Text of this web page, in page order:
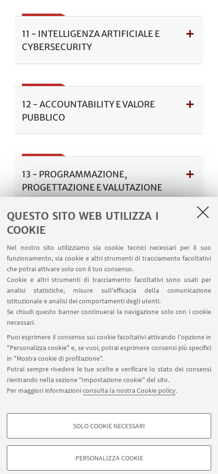
QUESTO SITO WEB UTILIZZA I
COOKIE
Nel nostro sito utilizziamo sia cookie tecnici necessari per il suo
funzionamento, sia cookie e altri strumenti di tracciamento facoltativi
che potrai attivare solo con il tuo consenso.
Cookie e altri strumenti di tracciamento facoltativi sono usati per
analisi statistiche, misure sull'efficacia della comunicazione
istituzionale e analisi dei comportamenti degli utenti.
Se chiudi questo banner continuerai la navigazione solo con i cookie
necessari.
Puoi esprimere il consenso sui cookie facoltativi attivando l'opzione in
"Personalizza cookie" e, se vuoi, potrai esprimere consensi più specifici
in "Mostra cookie di profilazione".
Potrai sempre rivedere le tue scelte e verificare lo stato dei consensi
rientrando nella sezione "Impostazione cookie" del sito.
Per maggiori informazioniconsulta la nostra Cookie policy.
COOKIE DI PROFILAZIONE - FACOLTATIVI
degli utenti, creare profili in base al loro comportamento sul sito, per analisi
di marketing.
SOLO COOKIE NECESSARI
PERSONALIZZA COOKIE
11 - INTELLIGENZA ARTIFICIALE E
CYBERSECURITY
12 - ACCOUNTABILITY E VALORE
PUBBLICO
13 - PROGRAMMAZIONE,
PROGETTAZIONE E VALUTAZIONE
DEI FONDI EUROPEI
14 - LEADERSHIP E PROCESSI DI
CAMBIAMENTO
15 - BILANCIO E CONTABILITA'
ACCRUAL
Seguici su: